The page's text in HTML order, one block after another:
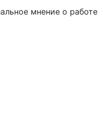
мнение о работе